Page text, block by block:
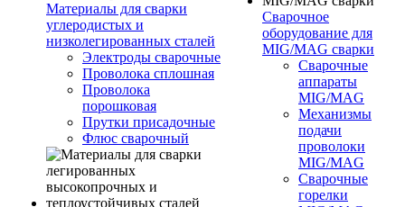
Материалы для сварки
углеродистых и
низколегированных сталей
Электроды сварочные
Проволока сплошная
Проволока
порошковая
Прутки присадочные
Флюс сварочный
Сварочное
оборудование для
MIG/MAG сварки
Сварочные
аппараты
MIG/MAG
Механизмы
подачи
проволоки
MIG/MAG
Сварочные
горелки